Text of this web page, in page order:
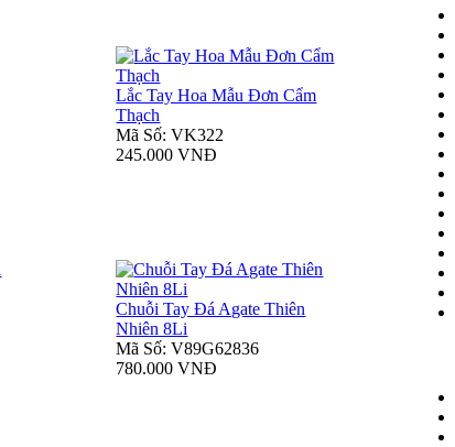
Lắc Tay Hoa Mẫu Đơn Cẩm
Thạch
Mã Số: VK322
245.000 VNĐ
Chuỗi Tay Đá Agate Thiên
Nhiên 8Li
Mã Số: V89G62836
780.000 VNĐ